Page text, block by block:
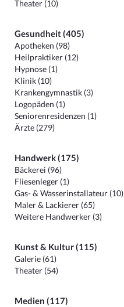
Theater (10)
Gesundheit (405)
Apotheken (98)
Heilpraktiker (12)
Hypnose (1)
Klinik (10)
Krankengymnastik (3)
Logopäden (1)
Seniorenresidenzen (1)
Ärzte (279)
Handwerk (175)
Bäckerei (96)
Fliesenleger (1)
Gas- & Wasserinstallateur (10)
Maler & Lackierer (65)
Weitere Handwerker (3)
Kunst & Kultur (115)
Galerie (61)
Theater (54)
Medien (117)